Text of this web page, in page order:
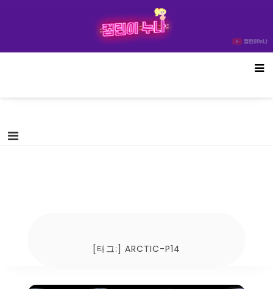
[태그:] ARCTIC-P14